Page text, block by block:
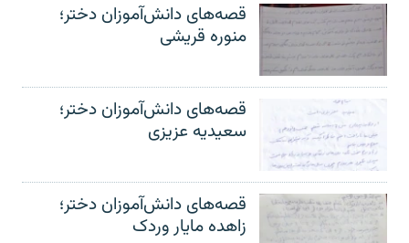
قصه‌های دانش‌آموزان دختر؛
منوره قریشی
قصه‌های دانش‌آموزان دختر؛
سعیدیه عزیزی
قصه‌های دانش‌آموزان دختر؛
زاهده مایار وردک